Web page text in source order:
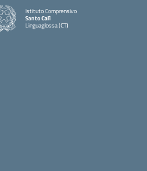
Istituto Comprensivo
Santo Calì
Linguaglossa (CT)
— Visita la pagina iniziale della scuola